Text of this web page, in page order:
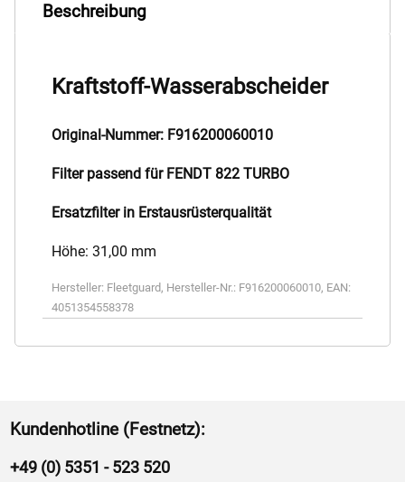
Beschreibung
Kraftstoff-Wasserabscheider
Original-Nummer: F916200060010
Filter passend für FENDT 822 TURBO
Ersatzfilter in Erstausrüsterqualität
Höhe: 31,00 mm
Hersteller: Fleetguard , Hersteller-Nr.: F916200060010, EAN:
4051354558378
Kundenhotline (Festnetz):
+49 (0) 5351 - 523 520